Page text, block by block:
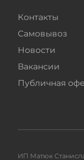
Контакты
Самовывоз
Новости
Вакансии
Публичная
ИП Матюк